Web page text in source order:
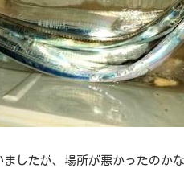
したが、場所が悪かったのか